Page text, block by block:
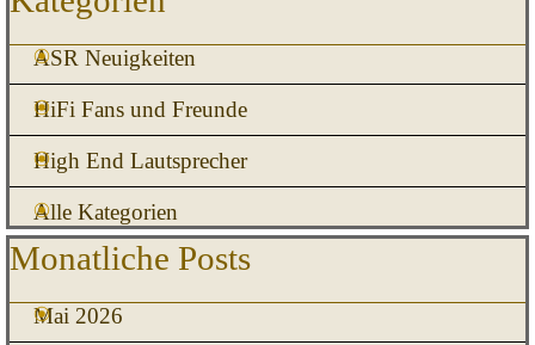
ASR Neuigkeiten
HiFi Fans und Freunde
High End Lautsprecher
Alle Kategorien
Block überspringen Monatliche Posts
Monatliche Posts
Mai 2026